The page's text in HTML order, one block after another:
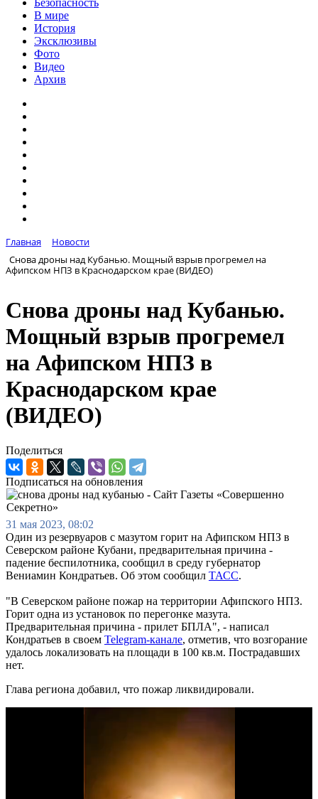
Безопасность
В мире
История
Эксклюзивы
Фото
Видео
Архив
Главная
Новости
Снова дроны над Кубанью. Мощный взрыв прогремел на
Афипском НПЗ в Краснодарском крае (ВИДЕО)
Снова дроны над Кубанью.
Мощный взрыв прогремел
на Афипском НПЗ в
Краснодарском крае
(ВИДЕО)
Поделиться
Подписаться на обновления
31 мая 2023, 08:02
Один из резервуаров с мазутом горит на Афипском НПЗ в
Северском районе Кубани, предварительная причина -
падение беспилотника, сообщил в среду губернатор
Вениамин Кондратьев. Об этом сообщил ТАСС.
"В Северском районе пожар на территории Афипского НПЗ.
Горит одна из установок по перегонке мазута.
Предварительная причина - прилет БПЛА", - написал
Кондратьев в своем Telegram-канале, отметив, что возгорание
удалось локализовать на площади в 100 кв.м. Пострадавших
нет.
Глава региона добавил, что пожар ликвидировали.